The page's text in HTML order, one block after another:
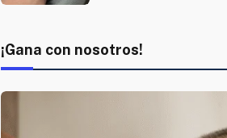
¡Gana con nosotros!